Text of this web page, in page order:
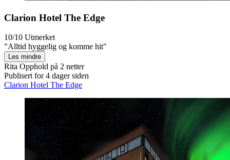
Clarion Hotel The Edge
10/10 Utmerket
"Alltid hyggelig og komme hit"
Les mindre
Rita Opphold på 2 netter
Publisert for 4 dager siden
Clarion Hotel The Edge